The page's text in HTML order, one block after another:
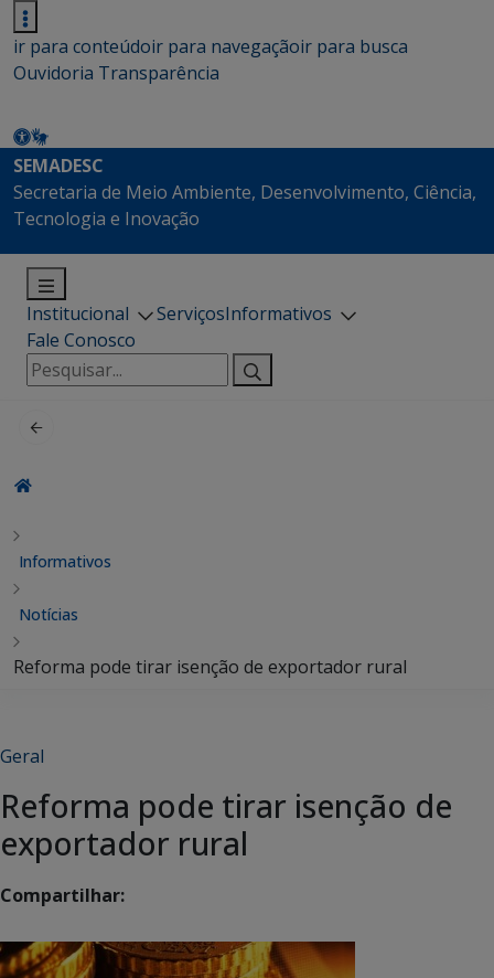
ir para conteúdoir para navegaçãoir para busca
Ouvidoria Transparência
SEMADESC
Secretaria de Meio Ambiente, Desenvolvimento, Ciência,
Tecnologia e Inovação
Institucional ServiçosInformativos
Fale Conosco
Pesquisar
por:
Informativos
Notícias
Reforma pode tirar isenção de exportador rural
Geral
Reforma pode tirar isenção de
exportador rural
Compartilhar: